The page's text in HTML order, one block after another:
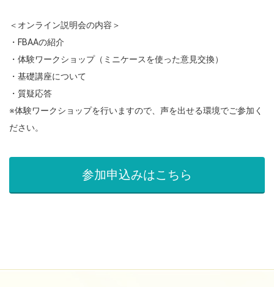
＜オンライン説明会の内容＞
・FBAAの紹介
・体験ワークショップ（ミニケースを使った意見交換）
・基礎講座について
・質疑応答
※体験ワークショップを行いますので、声を出せる環境でご参加く
ださい。
参加申込みはこちら